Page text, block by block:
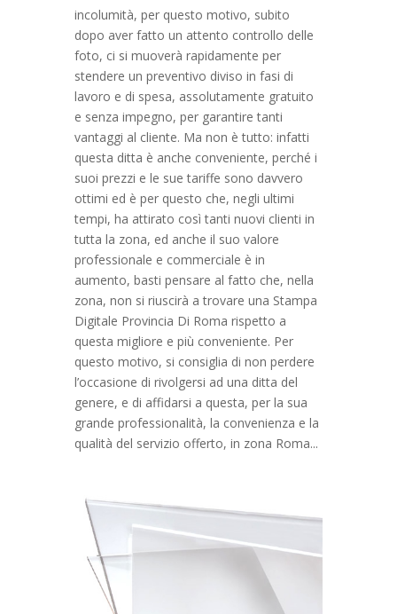
incolumità, per questo motivo, subito
dopo aver fatto un attento controllo delle
foto, ci si muoverà rapidamente per
stendere un preventivo diviso in fasi di
lavoro e di spesa, assolutamente gratuito
e senza impegno, per garantire tanti
vantaggi al cliente. Ma non è tutto: infatti
questa ditta è anche conveniente, perché i
suoi prezzi e le sue tariffe sono davvero
ottimi ed è per questo che, negli ultimi
tempi, ha attirato così tanti nuovi clienti in
tutta la zona, ed anche il suo valore
professionale e commerciale è in
aumento, basti pensare al fatto che, nella
zona, non si riuscirà a trovare una Stampa
Digitale Provincia Di Roma rispetto a
questa migliore e più conveniente. Per
questo motivo, si consiglia di non perdere
l’occasione di rivolgersi ad una ditta del
genere, e di affidarsi a questa, per la sua
grande professionalità, la convenienza e la
qualità del servizio offerto, in zona Roma...